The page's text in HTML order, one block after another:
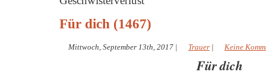
Für dich (1467)
Mittwoch, September 13th, 2017 | Trauer | Keine
Für dich